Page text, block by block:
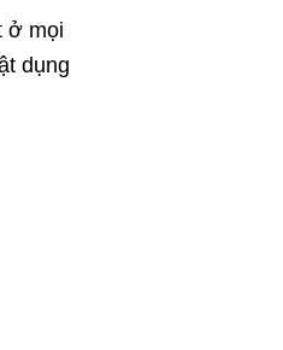
ở mọi
dụng